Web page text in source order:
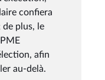
confiera
de plus, le
afin
au-delà.